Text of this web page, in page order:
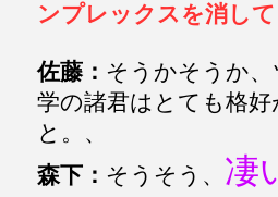
ンプレックスを消し
佐藤： そうかそうか
学の諸君はとても格
と。、
森下： そうそう、 凄